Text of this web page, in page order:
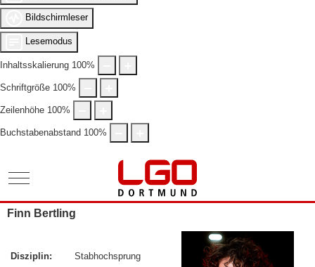
Bildschirmleser
Lesemodus
Inhaltsskalierung 100%
Schriftgröße 100%
Zeilenhöhe 100%
Buchstabenabstand 100%
Mobile Menu Toggle
Finn Bertling
Disziplin: Stabhochsprung